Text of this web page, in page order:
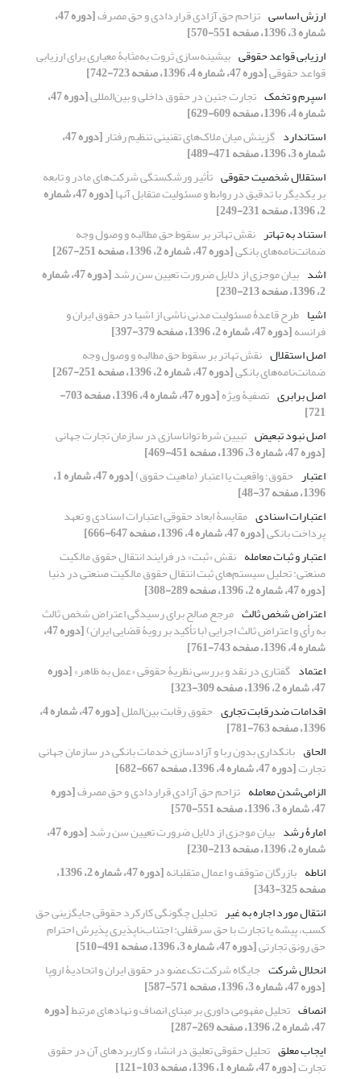
ارزش اساسی تزاحم حق آزادی قراردادی و حق مصرف [دوره 47،
شماره 3، 1396، صفحه 551-570]
ارزیابی قواعد حقوقی بیشینه‌سازی ثروت به‌مثابۀ معیاری برای ارزیابی
قواعد حقوقی[دوره 47، شماره 4، 1396، صفحه 723-742]
اسپرم و تخمک تجارت جنین در حقوق داخلی و بین‌المللی [دوره 47،
شماره 4، 1396، صفحه 609-629]
استاندارد گزینش میان ملاک‌های تقنینی تنظیم رفتار [دوره 47،
شماره 3، 1396، صفحه 471-489]
استقلال شخصیت حقوقی تأثیر ورشکستگی شرکت‌های مادر و تابعه
بر یکدیگر با تدقیق در روابط و مسئولیت متقابل آنها [دوره 47، شماره
2، 1396، صفحه 231-249]
استناد به تهاتر نقش تهاتر بر سقوط حق مطالبه و وصول وجه
ضمانت‌نامه‌های بانکی[دوره 47، شماره 2، 1396، صفحه 251-267]
اشد بیان موجزی از دلایل ضرورت تعیین سن رشد [دوره 47، شماره
2، 1396، صفحه 213-230]
اشیا طرح قاعدۀ مسئولیت مدنی ناشی از اشیا در حقوق ایران و
فرانسه[دوره 47، شماره 2، 1396، صفحه 379-397]
اصل استقلال نقش تهاتر بر سقوط حق مطالبه و وصول وجه
ضمانت‌نامه‌های بانکی[دوره 47، شماره 2، 1396، صفحه 251-267]
اصل برابری تصفیۀ ویژه [دوره 47، شماره 4، 1396، صفحه 703-
721]
اصل نبود تبعیض تبیین شرط تواناسازی در سازمان تجارت جهانی
[دوره 47، شماره 3، 1396، صفحه 451-469]
اعتبار حقوق؛ واقعیت یا اعتبار (ماهیت حقوق) [دوره 47، شماره 1،
1396، صفحه 37-48]
اعتبارات اسنادی مقایسۀ ابعاد حقوقی اعتبارات اسنادی و تعهد
پرداخت بانکی[دوره 47، شماره 4، 1396، صفحه 647-666]
اعتبار و ثبات معامله نقش «ثبت» در فرایند انتقال حقوق مالکیت
صنعتی: تحلیل سیستم‌های ثبت انتقال حقوق مالکیت صنعتی در دنیا
[دوره 47، شماره 2، 1396، صفحه 289-308]
اعتراض شخص ثالث مرجع صالح برای رسیدگی اعتراض شخص ثالث
به رأی و اعتراض ثالث اجرایی (با تأکید بر رویۀ قضایی ایران) [دوره 47،
شماره 4، 1396، صفحه 743-761]
اعتماد گفتاری در نقد و بررسی نظریۀ حقوقی «عمل به ظاهر»[دوره
47، شماره 2، 1396، صفحه 309-323]
اقدامات ضدرقابت تجاری حقوق رقابت بین‌الملل [دوره 47، شماره 4،
1396، صفحه 763-781]
الحاق بانکداری بدون ربا و آزادسازی خدمات بانکی در سازمان جهانی
تجارت[دوره 47، شماره 4، 1396، صفحه 667-682]
الزامی‌شدن معامله تزاحم حق آزادی قراردادی و حق مصرف[دوره
47، شماره 3، 1396، صفحه 551-570]
امارۀ رشد بیان موجزی از دلایل ضرورت تعیین سن رشد [دوره 47،
شماره 2، 1396، صفحه 213-230]
اناطه بازرگان متوقف و اعمال متقلبانه [دوره 47، شماره 2، 1396،
صفحه 325-343]
انتقال مورد اجاره به غیر تحلیل چگونگی کارکرد حقوقی جایگزینی حق
کسب، پیشه یا تجارت با حق سرقفلی: اجتناب‌ناپذیری پذیرش احترام
حق رونق تجارتی[دوره 47، شماره 3، 1396، صفحه 491-510]
انحلال شرکت جایگاه شرکت تک‌عضو در حقوق ایران و اتحادیۀ اروپا
[دوره 47، شماره 3، 1396، صفحه 571-587]
انصاف تحلیل مفهومی داوری بر مبنای انصاف و نهادهای مرتبط[دوره
47، شماره 2، 1396، صفحه 269-287]
ایجاب معلق تحلیل حقوقی تعلیق در انشاء و کاربردهای آن در حقوق
تجارت[دوره 47، شماره 1، 1396، صفحه 103-121]